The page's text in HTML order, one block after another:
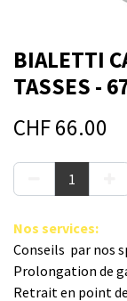
BIALETTI
TASSES -
CHF66.00
Nos s​ervices:
Conseils par nos
Prolongation de
Retrait en point